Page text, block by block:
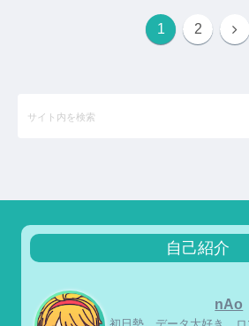
1 2
自己紹介
nAo